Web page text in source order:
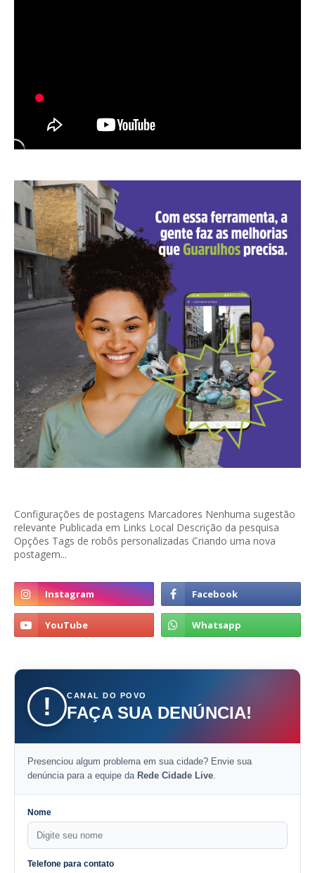
Configurações de postagens Marcadores Nenhuma sugestão
relevante Publicada em Links Local Descrição da pesquisa
Opções Tags de robôs personalizadas Criando uma nova
postagem...
! CANAL DO POVO
FAÇA SUA DENÚNCIA!
Presenciou algum problema em sua cidade? Envie sua
denúncia para a equipe da Rede Cidade Live.
Nome
Telefone para contato